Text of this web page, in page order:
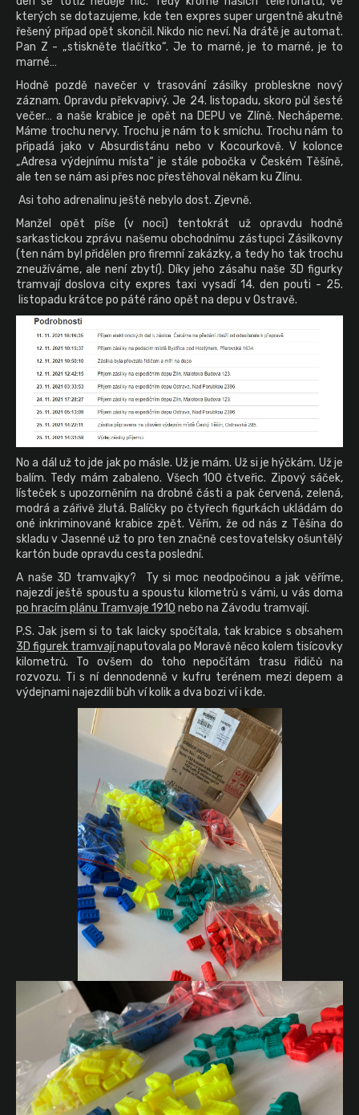
kterých se dotazujeme, kde ten expres super urgentně akutně
řešený případ opět skončil. Nikdo nic neví. Na drátě je automat.
Pan Z - „stiskněte tlačítko“. Je to marné, je to marné, je to
marné…
Hodně pozdě navečer v trasování zásilky probleskne nový
záznam. Opravdu překvapivý. Je 24. listopadu, skoro půl šesté
večer… a naše krabice je opět na DEPU ve Zlíně. Nechápeme.
Máme trochu nervy. Trochu je nám to k smíchu. Trochu nám to
připadá jako v Absurdistánu nebo v Kocourkově. V kolonce
„Adresa výdejnímu místa“ je stále pobočka v Českém Těšíně,
ale ten se nám asi přes noc přestěhoval někam ku Zlínu.
Asi toho adrenalinu ještě nebylo dost. Zjevně.
Manžel opět píše (v noci) tentokrát už opravdu hodně
sarkastickou zprávu našemu obchodnímu zástupci Zásilkovny
(ten nám byl přidělen pro firemní zakázky, a tedy ho tak trochu
zneužíváme, ale není zbytí). Díky jeho zásahu naše 3D figurky
tramvají doslova city expres taxi vysadí 14. den pouti - 25.
listopadu krátce po páté ráno opět na depu v Ostravě.
No a dál už to jde jak po másle. Už je mám. Už si je hýčkám. Už je
balím. Tedy mám zabaleno. Všech 100 čtveřic. Zipový sáček,
lísteček s upozorněním na drobné části a pak červená, zelená,
modrá a zářivě žlutá. Balíčky po čtyřech figurkách ukládám do
oné inkriminované krabice zpět. Věřím, že od nás z Těšína do
skladu v Jasenné už to pro ten značně cestovatelsky ošuntělý
kartón bude opravdu cesta poslední.
A naše 3D tramvajky? Ty si moc neodpočinou a jak věříme,
najezdí ještě spoustu a spoustu kilometrů s vámi, u vás doma
po hracím plánu Tramvaje 1910 nebo na Závodu tramvají.
P.S. Jak jsem si to tak laicky spočítala, tak krabice s obsahem
3D figurek tramvajínaputovala po Moravě něco kolem tisícovky
kilometrů. To ovšem do toho nepočítám trasu řidičů na
rozvozu. Ti s ní dennodenně v kufru terénem mezi depem a
výdejnami najezdili bůh ví kolik a dva bozi ví i kde.